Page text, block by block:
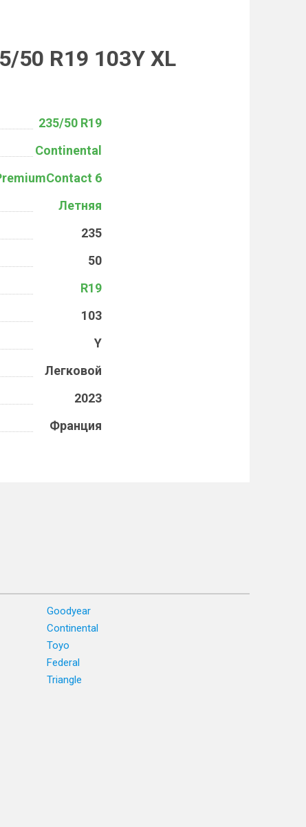
50 R19 103Y XL
235/50 R19
Continental
6
Летняя
235
50
R19
103
Y
Легковой
2023
Франция
Goodyear
Continental
Toyo
Federal
Triangle